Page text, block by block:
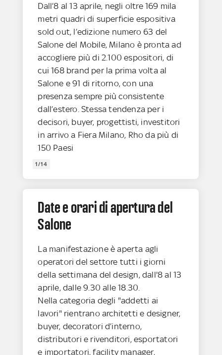
Dall’8 al 13 aprile, negli oltre 169 mila
metri quadri di superficie espositiva
sold out, l’edizione numero 63 del
Salone del Mobile, Milano è pronta ad
accogliere più di 2.100 espositori, di
cui 168 brand per la prima volta al
Salone e 91 di ritorno, con una
presenza sempre più consistente
dall’estero. Stessa tendenza per i
decisori, buyer, progettisti, investitori
in arrivo a Fiera Milano, Rho da più di
150 Paesi
1/14
Date e orari di apertura del
Salone
La manifestazione è aperta agli
operatori del settore tutti i giorni
della settimana del design, dall'8 al 13
aprile, dalle 9.30 alle 18.30.
Nella categoria degli "addetti ai
lavori" rientrano architetti e designer,
buyer, decoratori d’interno,
distributori e rivenditori, esportatori
e importatori, facility manager,